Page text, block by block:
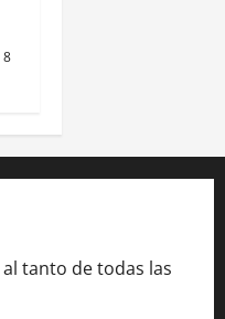
8
tanto de todas las